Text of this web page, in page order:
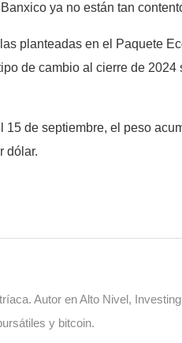
ya no están tan
planteadas en el Paquete
de cambio al cierre de
de septiembre, el peso
dólar.
Autor en Alto Nivel,
y bitcoin.